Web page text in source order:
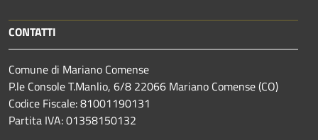
CONTATTI
Comune di Mariano Comense
P.le Console T.Manlio, 6/8 22066 Mariano Comense (CO)
Codice Fiscale: 81001190131
Partita IVA: 01358150132